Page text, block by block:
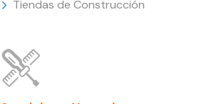
Tiendas de Construcción